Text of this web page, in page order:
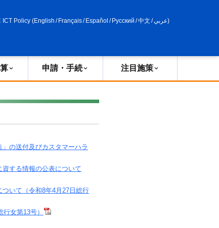
ICT Policy (English / Français/ Español / Русский /中文 /عربي)
申請・手続 注目施策
の送付及びカスタマーハラ
する情報の公表について
いて（令和8年4月27日総行
女第13号）